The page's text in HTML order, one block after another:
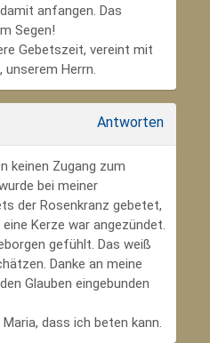
anfangen. Das
Segen!
Gebetszeit, vereint mit
unserem Herrn.
Antworten
keinen Zugang zum
bei meiner
der Rosenkranz gebetet,
Kerze war angezündet.
gefühlt. Das weiß
Danke an meine
Glauben eingebunden
dass ich beten kann.